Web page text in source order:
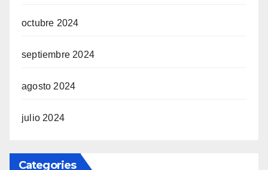
octubre 2024
septiembre 2024
agosto 2024
julio 2024
Categories